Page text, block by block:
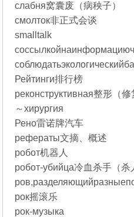
слабня窝囊废（病秧子）
смолток非正式会谈
smalltalk
Рейтинги排行榜
реконструктивная整形（
～хирургия
Рено雷诺牌汽车
рефераты文摘、概述
робот机器人
робот-убийца冷血杀手（杀
рок摇滚乐
рок-музыка